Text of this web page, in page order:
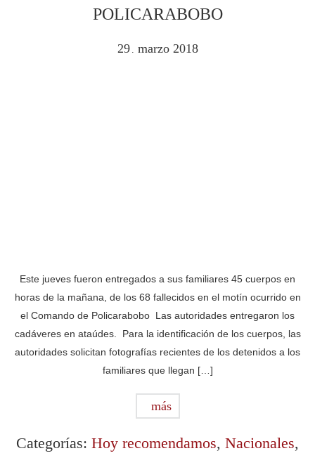
POLICARABOBO
29 . marzo 2018
Este jueves fueron entregados a sus familiares 45 cuerpos en
horas de la mañana, de los 68 fallecidos en el motín ocurrido en
el Comando de Policarabobo Las autoridades entregaron los
cadáveres en ataúdes. Para la identificación de los cuerpos, las
autoridades solicitan fotografías recientes de los detenidos a los
familiares que llegan […]
más
Categorías: Hoy recomendamos, Nacionales,